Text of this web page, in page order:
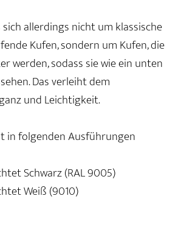
sich allerdings nicht um klassische
Kufen, sondern um Kufen, die
werden, sodass sie wie ein unten
Das verleiht dem
und Leichtigkeit.
in folgenden Ausführungen
Schwarz (RAL 9005)
Weiß (9010)